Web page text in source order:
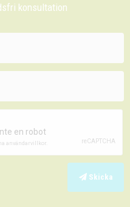
konsultation
Skicka